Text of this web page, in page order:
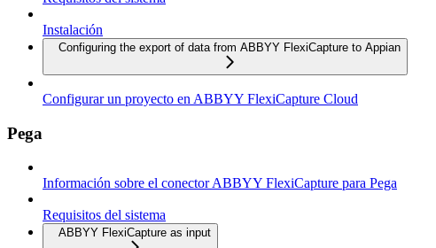
Instalación
Configuring the export of data from ABBYY FlexiCapture to Appian
Configurar un proyecto en ABBYY FlexiCapture Cloud
Pega
Información sobre el conector ABBYY FlexiCapture para Pega
Requisitos del sistema
ABBYY FlexiCapture as input